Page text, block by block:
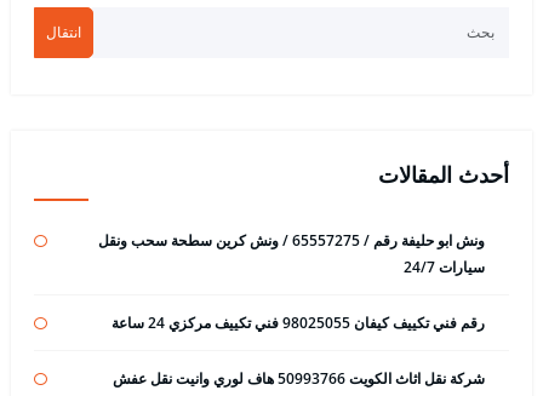
انتقال
أحدث المقالات
ونش ابو حليفة رقم / 65557275 / ونش كرين سطحة سحب ونقل
سيارات 24/7
رقم فني تكييف كيفان 98025055 فني تكييف مركزي 24 ساعة
شركة نقل اثاث الكويت 50993766 هاف لوري وانيت نقل عفش